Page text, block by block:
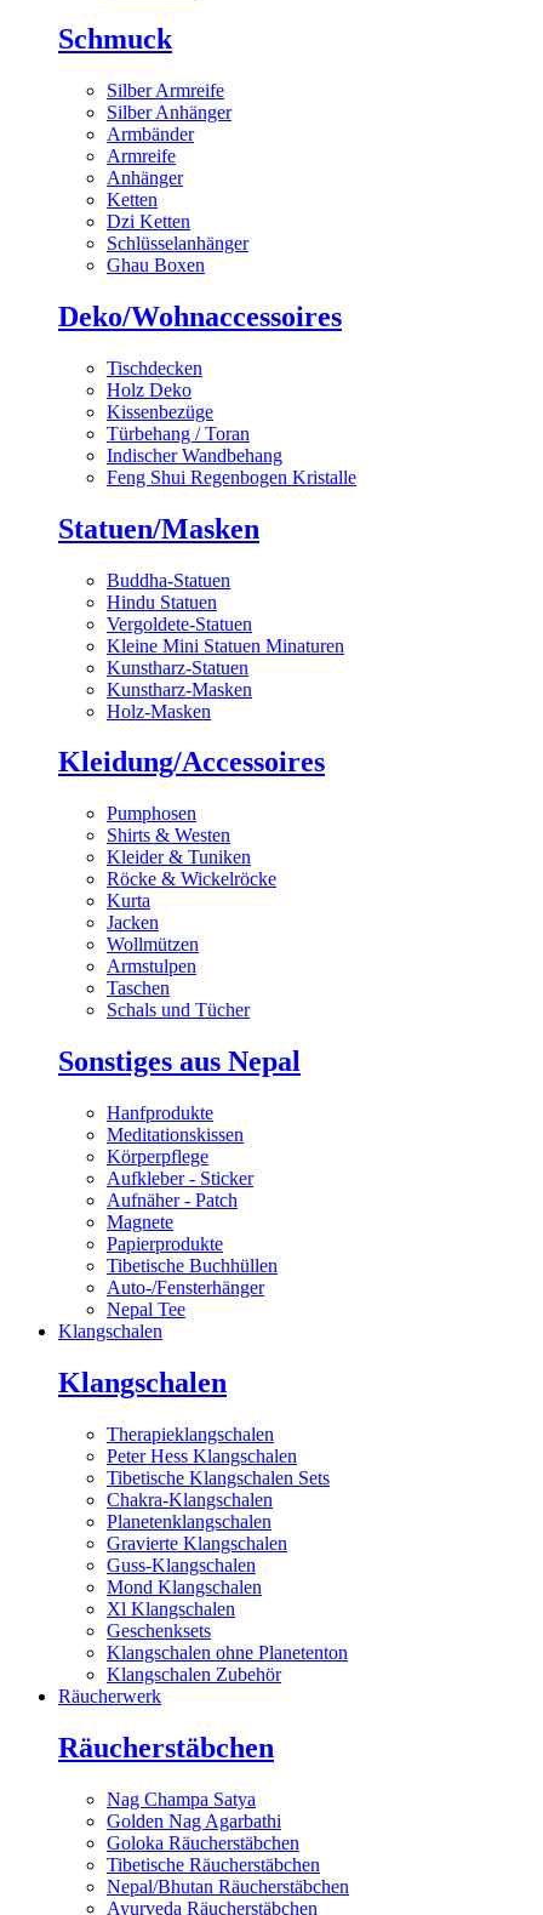
Schmuck
Silber Armreife
Silber Anhänger
Armbänder
Armreife
Anhänger
Ketten
Dzi Ketten
Schlüsselanhänger
Ghau Boxen
Deko/Wohnaccessoires
Tischdecken
Holz Deko
Kissenbezüge
Türbehang / Toran
Indischer Wandbehang
Feng Shui Regenbogen Kristalle
Statuen/Masken
Buddha-Statuen
Hindu Statuen
Vergoldete-Statuen
Kleine Mini Statuen Minaturen
Kunstharz-Statuen
Kunstharz-Masken
Holz-Masken
Kleidung/Accessoires
Pumphosen
Shirts & Westen
Kleider & Tuniken
Röcke & Wickelröcke
Kurta
Jacken
Wollmützen
Armstulpen
Taschen
Schals und Tücher
Sonstiges aus Nepal
Hanfprodukte
Meditationskissen
Körperpflege
Aufkleber - Sticker
Aufnäher - Patch
Magnete
Papierprodukte
Tibetische Buchhüllen
Auto-/Fensterhänger
Nepal Tee
Klangschalen
Klangschalen
Therapieklangschalen
Peter Hess Klangschalen
Tibetische Klangschalen Sets
Chakra-Klangschalen
Planetenklangschalen
Gravierte Klangschalen
Guss-Klangschalen
Mond Klangschalen
Xl Klangschalen
Geschenksets
Klangschalen ohne Planetenton
Klangschalen Zubehör
Räucherwerk
Räucherstäbchen
Nag Champa Satya
Golden Nag Agarbathi
Goloka Räucherstäbchen
Tibetische Räucherstäbchen
Nepal/Bhutan Räucherstäbchen
Ayurveda Räucherstäbchen